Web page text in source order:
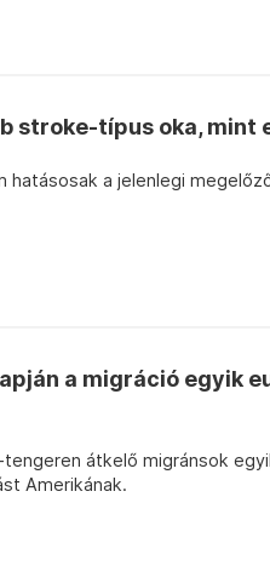
stroke-típus oka, mint
hatásosak a jelenlegi
a migráció egyik
átkelő migránsok
Amerikának.